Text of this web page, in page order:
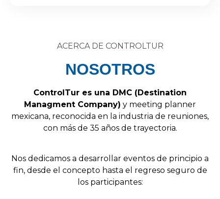
ACERCA DE CONTROLTUR
NOSOTROS
ControlTur es una DMC (Destination
Managment Company) y meeting planner
mexicana, reconocida en la industria de reuniones,
con más de 35 años de trayectoria.
Nos dedicamos a desarrollar eventos de principio a
fin, desde el concepto hasta el regreso seguro de
los participantes: